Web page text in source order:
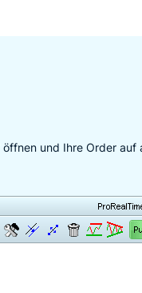
und Ihre Order